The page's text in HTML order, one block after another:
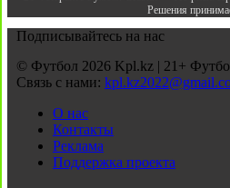
Решения
Подписывайтесь на нас
© Футбол 2026 Kpl.kz | 21+
Связь с нами:
О нас
Контакты
Реклама
Поддержка проекта